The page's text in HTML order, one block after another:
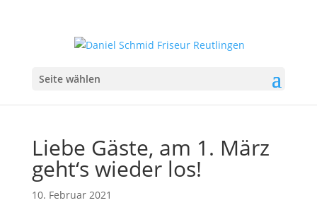
Seite wählen
Liebe Gäste, am 1. März
geht‘s wieder los!
10. Februar 2021